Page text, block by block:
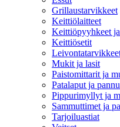
Grillaustarvikkeet
Keittiölaitteet
Keittiöpyyhkeet
Keittiösetit
Mukit ja lasit
Paistomittarit ja
Patalaput ja
Pippurimyllyt ja
Sammuttimet ja
Tarjoiluastiat